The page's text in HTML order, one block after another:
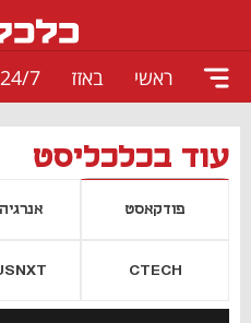
ראשי באזז 24/7
עוד בכלכליסט
פודקאסט אנרגיה
CTECH
חדשה